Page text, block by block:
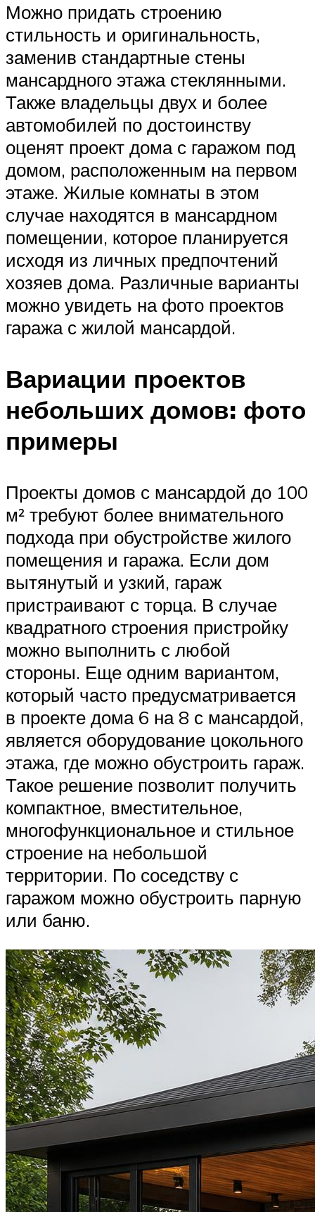
Можно придать строению
стильность и оригинальность,
заменив стандартные стены
мансардного этажа стеклянными.
Также владельцы двух и более
автомобилей по достоинству
оценят проект дома с гаражом под
домом, расположенным на первом
этаже. Жилые комнаты в этом
случае находятся в мансардном
помещении, которое планируется
исходя из личных предпочтений
хозяев дома. Различные варианты
можно увидеть на фото проектов
гаража с жилой мансардой.
Вариации проектов
небольших домов: фото
примеры
Проекты домов с мансардой до 100
м² требуют более внимательного
подхода при обустройстве жилого
помещения и гаража. Если дом
вытянутый и узкий, гараж
пристраивают с торца. В случае
квадратного строения пристройку
можно выполнить с любой
стороны. Еще одним вариантом,
который часто предусматривается
в проекте дома 6 на 8 с мансардой,
является оборудование цокольного
этажа, где можно обустроить гараж.
Такое решение позволит получить
компактное, вместительное,
многофункциональное и стильное
строение на небольшой
территории. По соседству с
гаражом можно обустроить парную
или баню.